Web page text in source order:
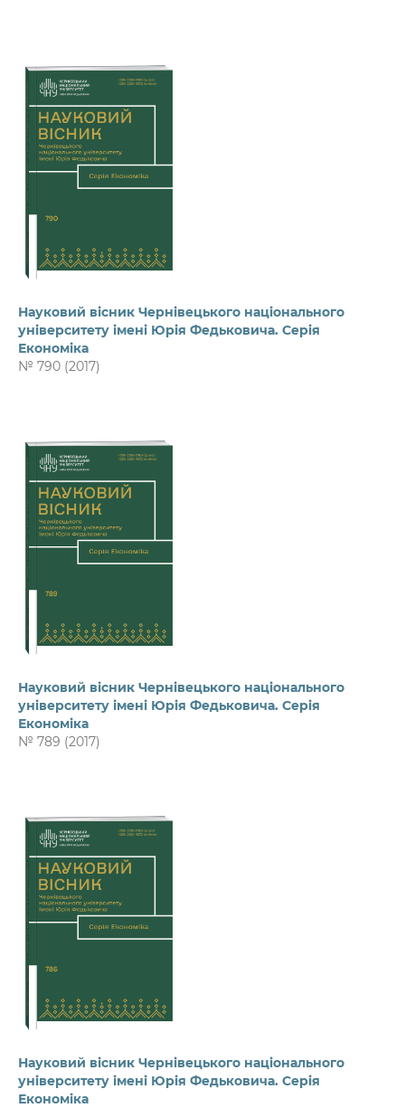
Науковий вісник Чернівецького національного
університету імені Юрія Федьковича. Серія
Економіка
№ 790 (2017)
Науковий вісник Чернівецького національного
університету імені Юрія Федьковича. Серія
Економіка
№ 789 (2017)
Науковий вісник Чернівецького національного
університету імені Юрія Федьковича. Серія
Економіка